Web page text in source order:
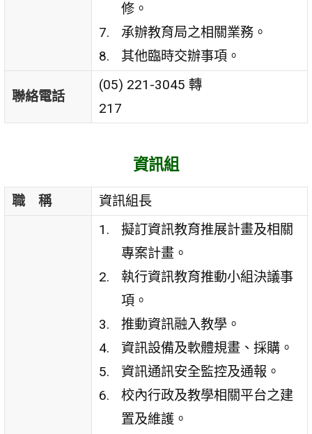
修。
承辦教育局之相關業務。
其他臨時交辦事項。
聯絡電話
(05) 221-3045 轉
217
資訊組
職 稱 資訊組長
擬訂資訊教育推展計畫及相關
專案計畫。
執行資訊教育推動小組決議事
項。
推動資訊融入教學。
資訊設備及軟體規畫、採購。
資訊通訊安全監控及通報。
校內行政及教學相關平台之建
置及維護。